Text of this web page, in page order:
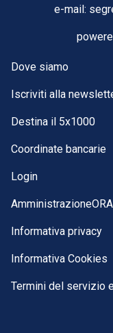
e-mail:
Dove siamo
Iscriviti alla
Destina il 5x1000
Coordinate bancarie
Login
AmministrazioneORA
Informativa privacy
Informativa Cookies
Termini del servizio